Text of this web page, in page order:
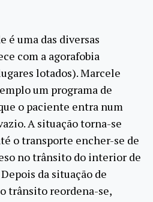
é uma das diversas
com a agorafobia
lotados). Marcele
um programa de
o paciente entra num
A situação torna-se
o transporte encher-se de
no trânsito do interior de
da situação de
trânsito reordena-se,